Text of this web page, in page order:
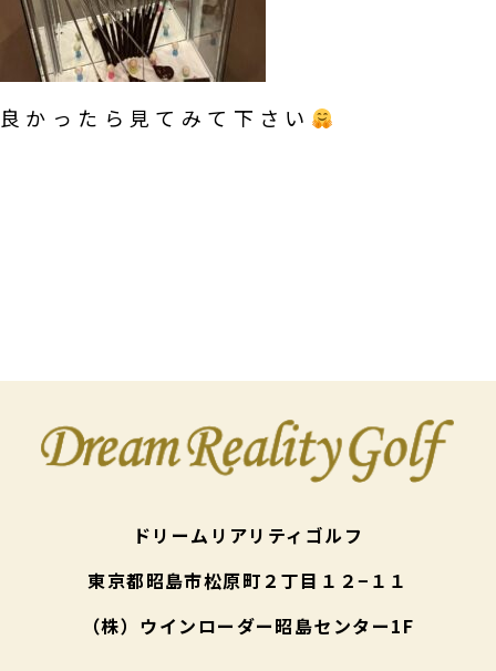
良かったら見てみて下さい
ドリームリアリティゴルフ
東京都昭島市松原町２丁目１２−１１
（株）ウインローダー昭島センター1F